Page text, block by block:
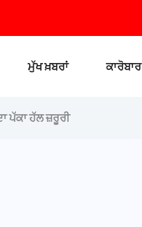
ਮੁੱਖ ਖ਼ਬਰਾਂ ਕਾਰੋਬਾਰ
ਪੱਕਾ ਹੱਲ ਜ਼ਰੂਰੀ